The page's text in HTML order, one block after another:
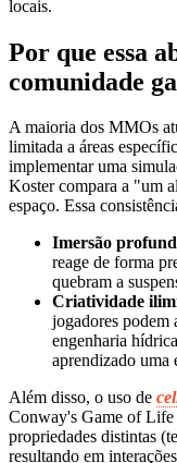
locais.
Por que essa
comunidade
A maioria dos MMOs
limitada a áreas
implementar uma
Koster compara a "um
espaço. Essa
Imersão
reage de forma
quebram a
Criatividade
jogadores podem
engenharia
aprendizado uma
Além disso, o uso de
Conway's Game of Life
propriedades distintas
resultando em